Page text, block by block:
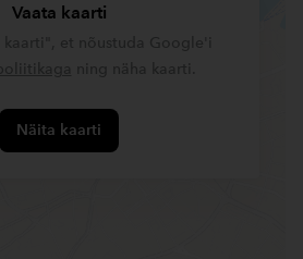
Vaata kaarti
Näita kaarti